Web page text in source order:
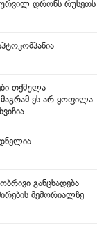
დრონს რუსეთს
თქმულა
მაგრამ ეს არ ყოფილა
განცხადება
მემორიალზე